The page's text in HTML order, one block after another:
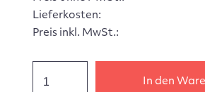
Lieferkosten:
Preis inkl. MwSt.:
In den